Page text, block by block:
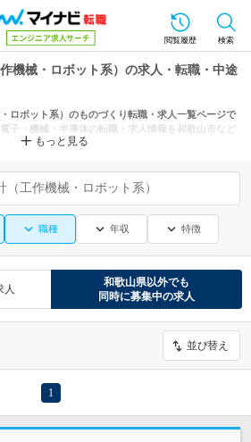
閲覧履歴 検索
機械・ロボット系）の求人・転職・中途
ロボット系）のものづくり転職・求人一覧ページで
子・機械・半導体の転職・求人情報を和歌山市など
もっと見る
工作機械・ロボット系）
職種 年収 特徴
人
和歌山県以外でも
同時に募集中の求人
並び替え
1